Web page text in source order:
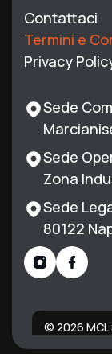
Contattaci
Termini e
Privacy
Sede
Sede
Zona
Sede
80122
© 2026 MCL